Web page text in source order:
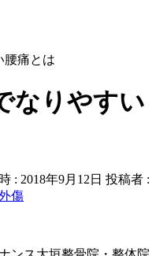
腰痛とは
なりやすい
: 2018年9月12日 投稿者 :
傷